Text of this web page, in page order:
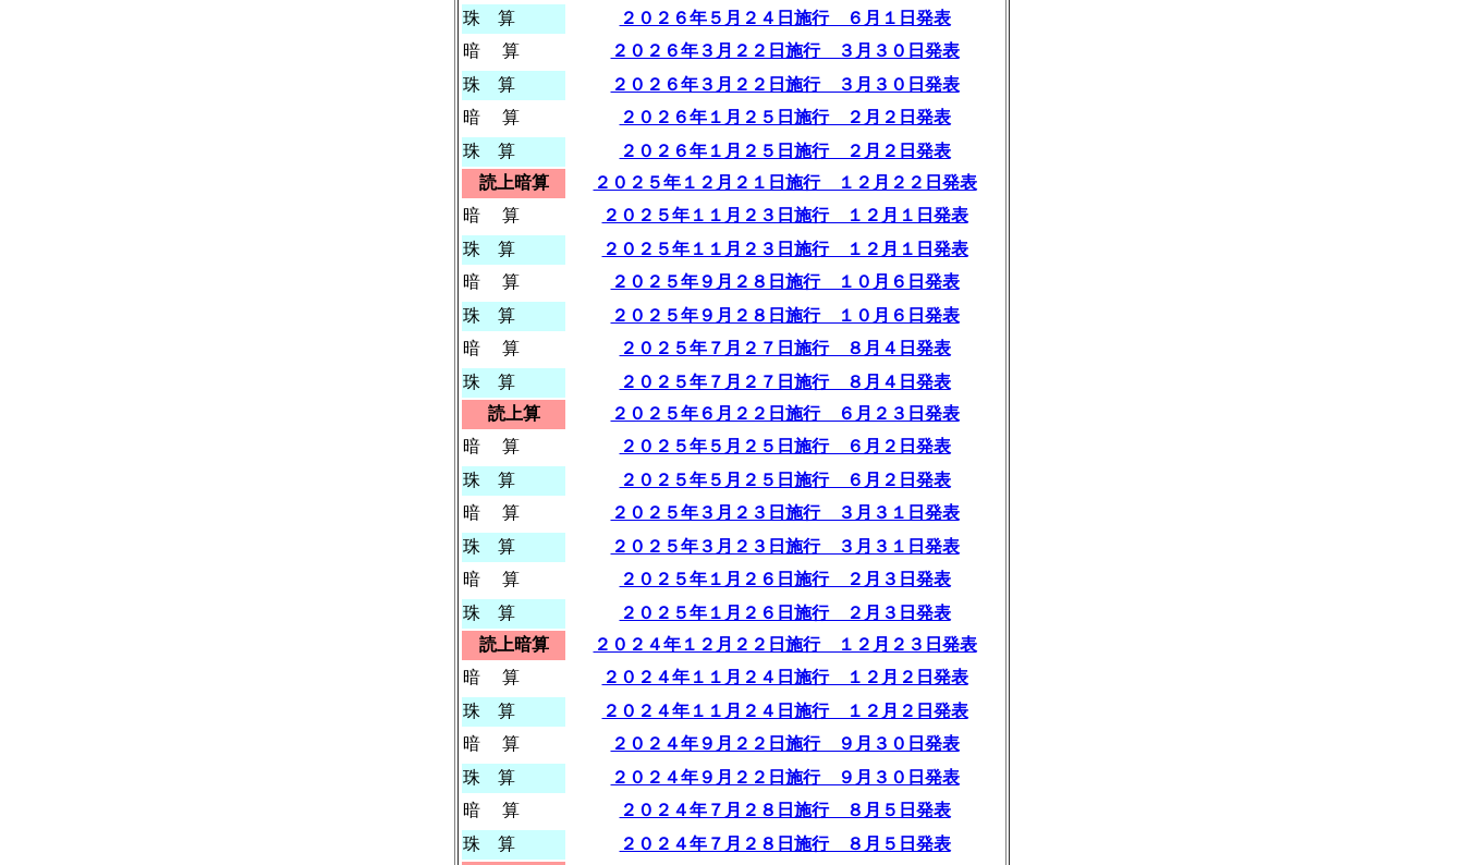
珠 算
２０２６年５月２４日施行 ６月１日発表
暗 算
２０２６年３月２２日施行 ３月３０日発表
珠 算
２０２６年３月２２日施行 ３月３０日発表
暗 算
２０２６年１月２５日施行 ２月２日発表
珠 算
２０２６年１月２５日施行 ２月２日発表
読上暗算
２０２５年１２月２１日施行 １２月２２日発表
暗 算
２０２５年１１月２３日施行 １２月１日発表
珠 算
２０２５年１１月２３日施行 １２月１日発表
暗 算
２０２５年９月２８日施行 １０月６日発表
珠 算
２０２５年９月２８日施行 １０月６日発表
暗 算
２０２５年７月２７日施行 ８月４日発表
珠 算
２０２５年７月２７日施行 ８月４日発表
読上算
２０２５年６月２２日施行 ６月２３日発表
暗 算
２０２５年５月２５日施行 ６月２日発表
珠 算
２０２５年５月２５日施行 ６月２日発表
暗 算
２０２５年３月２３日施行 ３月３１日発表
珠 算
２０２５年３月２３日施行 ３月３１日発表
暗 算
２０２５年１月２６日施行 ２月３日発表
珠 算
２０２５年１月２６日施行 ２月３日発表
読上暗算
２０２４年１２月２２日施行 １２月２３日発表
暗 算
２０２４年１１月２４日施行 １２月２日発表
珠 算
２０２４年１１月２４日施行 １２月２日発表
暗 算
２０２４年９月２２日施行 ９月３０日発表
珠 算
２０２４年９月２２日施行 ９月３０日発表
暗 算
２０２４年７月２８日施行 ８月５日発表
珠 算
２０２４年７月２８日施行 ８月５日発表